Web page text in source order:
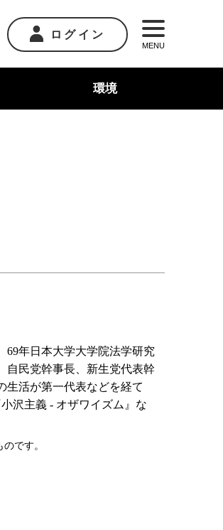
ログイン
MENU
環境
69年日本大学大学院法学研究
自民党幹事長、新生党代表幹
生活が第一代表などを経て
沢主義 - オザワイズム』な
です。